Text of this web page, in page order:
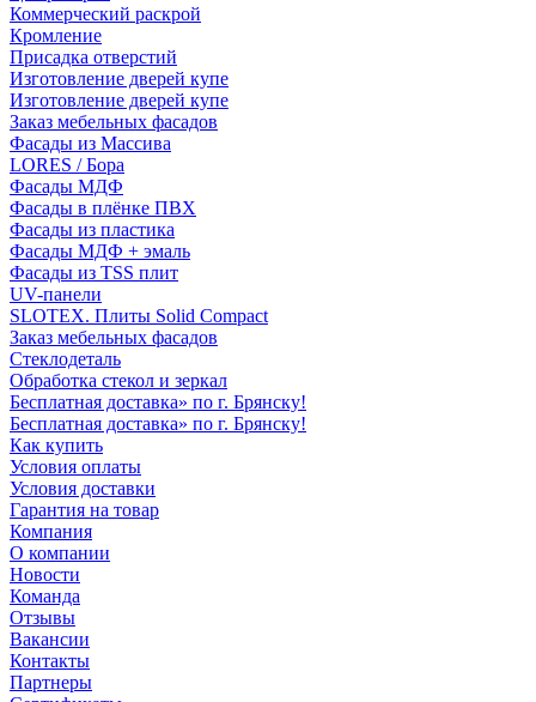
Коммерческий раскрой
Кромление
Присадка отверстий
Изготовление дверей купе
Изготовление дверей купе
Заказ мебельных фасадов
Фасады из Массива
LORES / Бора
Фасады МДФ
Фасады в плёнке ПВХ
Фасады из пластика
Фасады МДФ + эмаль
Фасады из TSS плит
UV-панели
SLOTEX. Плиты Solid Compact
Заказ мебельных фасадов
Стеклодеталь
Обработка стекол и зеркал
Бесплатная доставка» по г. Брянску!
Бесплатная доставка» по г. Брянску!
Как купить
Условия оплаты
Условия доставки
Гарантия на товар
Компания
О компании
Новости
Команда
Отзывы
Вакансии
Контакты
Партнеры